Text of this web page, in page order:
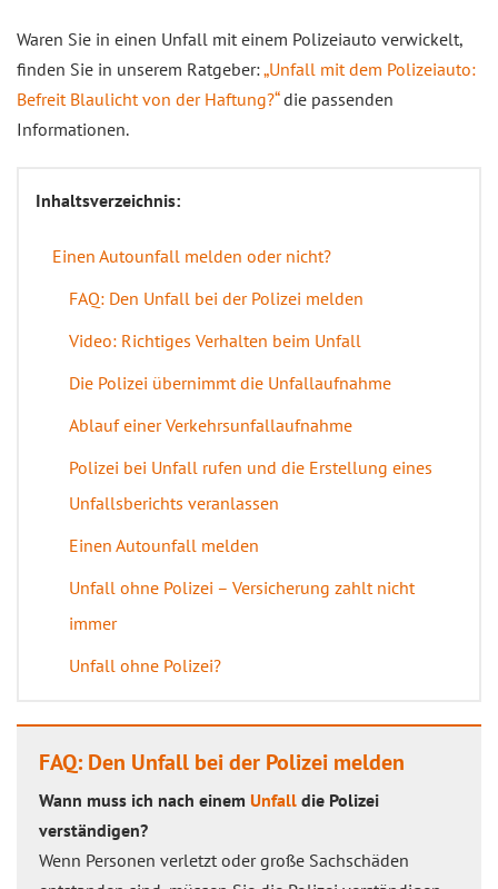
Waren Sie in einen Unfall mit einem Polizeiauto verwickelt,
finden Sie in unserem Ratgeber:„Unfall mit dem Polizeiauto:
Befreit Blaulicht von der Haftung?“die passenden
Informationen.
Inhaltsverzeichnis:
Einen Autounfall melden oder nicht?
FAQ: Den Unfall bei der Polizei melden
Video: Richtiges Verhalten beim Unfall
Die Polizei übernimmt die Unfallaufnahme
Ablauf einer Verkehrsunfallaufnahme
Polizei bei Unfall rufen und die Erstellung eines
Unfallsberichts veranlassen
Einen Autounfall melden
Unfall ohne Polizei – Versicherung zahlt nicht
immer
Unfall ohne Polizei?
FAQ: Den Unfall bei der Polizei melden
Wann muss ich nach einem Unfall die Polizei
verständigen?
Wenn Personen verletzt oder große Sachschäden